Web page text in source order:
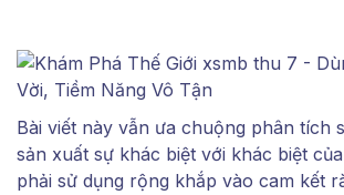
Bài viết này vẫn ưa chuộng phân tích
sản xuất sự khác biệt với khác biệt của
phải sử dụng rộng khắp vào cam kết